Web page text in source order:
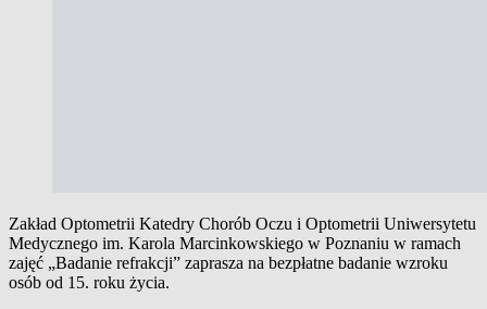
Zakład Optometrii Katedry Chorób Oczu i Optometrii Uniwersytetu
Medycznego im. Karola Marcinkowskiego w Poznaniu w ramach
zajęć „Badanie refrakcji” zaprasza na bezpłatne badanie wzroku
osób od 15. roku życia.